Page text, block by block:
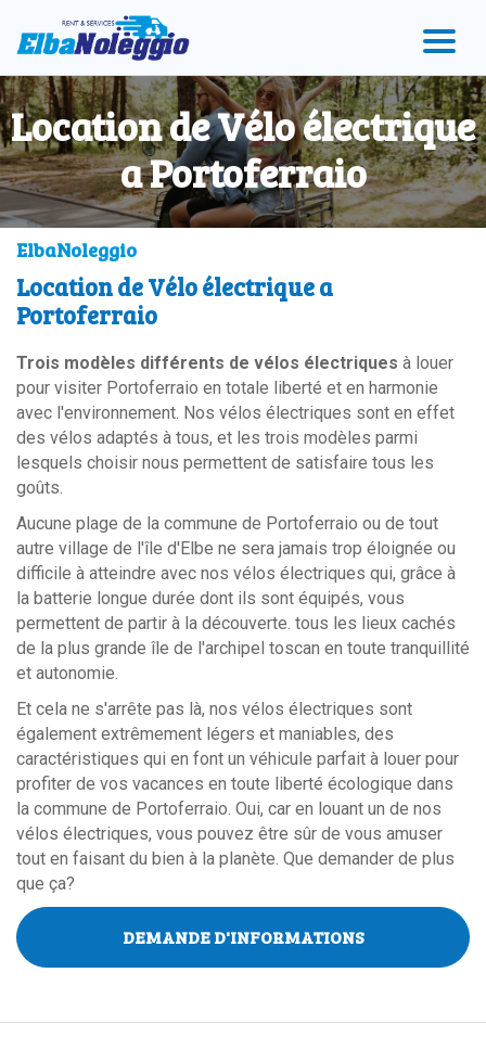
menu
contenu
principal
pied
de
page
Location de Vélo électrique
a Portoferraio
ElbaNoleggio
Location de Vélo électrique a
Portoferraio
Trois modèles différents de vélos électriques à louer
pour visiter Portoferraio en totale liberté et en harmonie
avec l'environnement. Nos vélos électriques sont en effet
des vélos adaptés à tous, et les trois modèles parmi
lesquels choisir nous permettent de satisfaire tous les
goûts.
Aucune plage de la commune de Portoferraio ou de tout
autre village de l'île d'Elbe ne sera jamais trop éloignée ou
difficile à atteindre avec nos vélos électriques qui, grâce à
la batterie longue durée dont ils sont équipés, vous
permettent de partir à la découverte. tous les lieux cachés
de la plus grande île de l'archipel toscan en toute tranquillité
et autonomie.
Et cela ne s'arrête pas là, nos vélos électriques sont
également extrêmement légers et maniables, des
caractéristiques qui en font un véhicule parfait à louer pour
profiter de vos vacances en toute liberté écologique dans
la commune de Portoferraio. Oui, car en louant un de nos
vélos électriques, vous pouvez être sûr de vous amuser
tout en faisant du bien à la planète. Que demander de plus
que ça?
DEMANDE D'INFORMATIONS